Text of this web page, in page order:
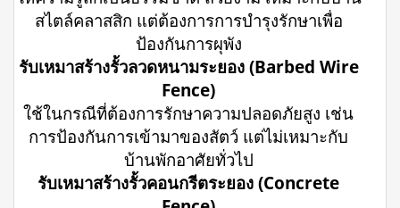
สไตล์คลาสสิก แต่ต้องการการบำรุงรักษาเพื่อ
ป้องกันการผุพัง
รับเหมาสร้างรั้วลวดหนามระยอง (Barbed Wire
Fence)
ใช้ในกรณีที่ต้องการรักษาความปลอดภัยสูง เช่น
การป้องกันการเข้ามาของสัตว์ แต่ไม่เหมาะกับ
บ้านพักอาศัยทั่วไป
รับเหมาสร้างรั้วคอนกรีตระยอง (Concrete